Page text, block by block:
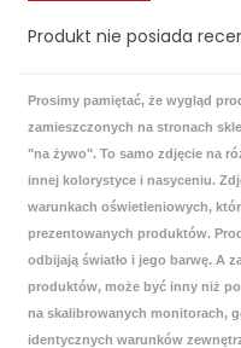
Produkt nie posiada
Prosimy pamiętać, że wygląd
zamieszczonych na stronach
"na żywo". To samo zdjęcie na
innej kolorystyce i nasyceniu.
warunkach oświetleniowych,
prezentowanych produktów.
odbijają światło i jego barwę. A
produktów, może być inny niż
na skalibrowanych monitorach,
identycznych warunków